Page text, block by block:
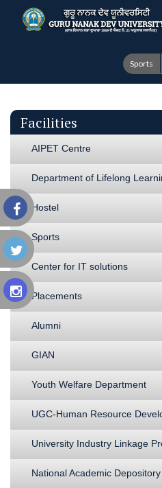
Sports
Facilities
AIPET Centre
Department of Lifelong
Hostel
Sports
Center for IT solutions
Placements
Alumni
GIAN
Youth Welfare Department
UGC-Human Resource
University Industry Linkage
National Academic